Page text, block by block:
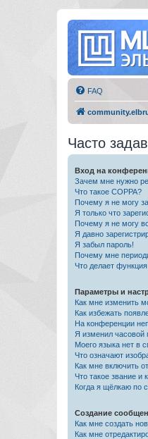
FAQ
Часто
Вход на
Зачем мне нужно
Что такое COPPA?
Почему я не могу
Я только что
Почему я не могу
Я давно
Я забыл пароль!
Почему мне
Что делает
Параметры и
Как мне изменить
Как избежать
На конференции
Я изменил часовой
Моего языка нет в
Что означают
Как мне включить
Что такое звание и
Когда я щёлкаю по
Создание
Как мне создать
Как мне